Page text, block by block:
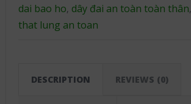
dai bao ho, dây đai an toàn toàn thân,
that lung an toan
DESCRIPTION REVIEWS (0)